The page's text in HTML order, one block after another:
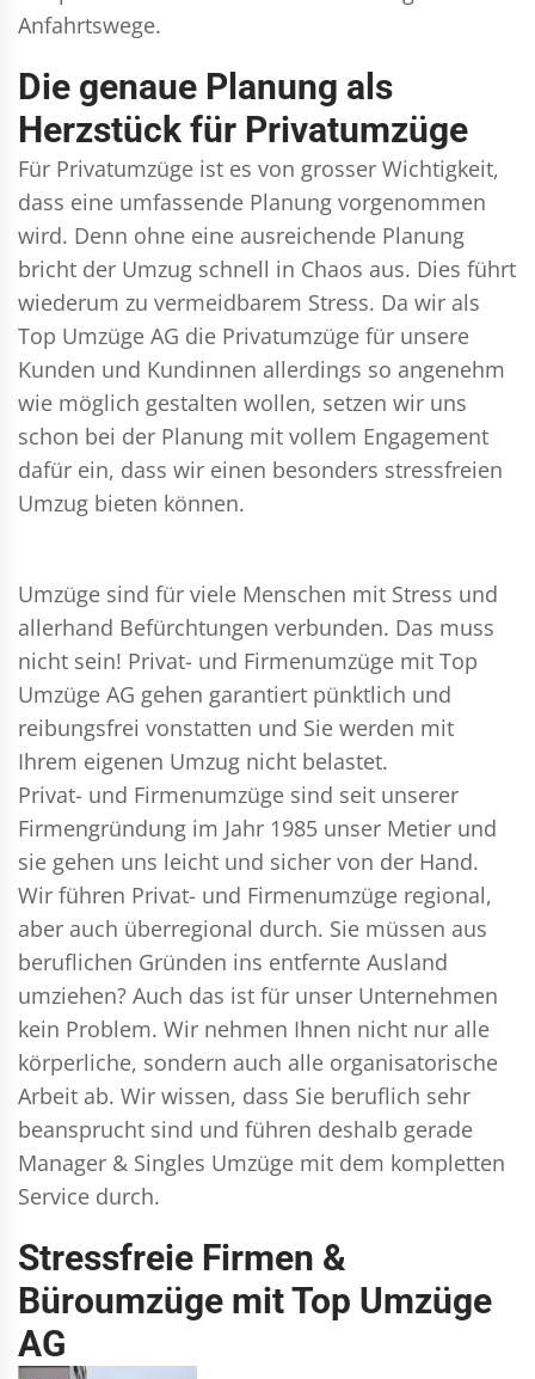
Anfahrtswege.
Die genaue Planung als
Herzstück für Privatumzüge
Für Privatumzüge ist es von grosser Wichtigkeit,
dass eine umfassende Planung vorgenommen
wird. Denn ohne eine ausreichende Planung
bricht der Umzug schnell in Chaos aus. Dies führt
wiederum zu vermeidbarem Stress. Da wir als
Top Umzüge AG die Privatumzüge für unsere
Kunden und Kundinnen allerdings so angenehm
wie möglich gestalten wollen, setzen wir uns
schon bei der Planung mit vollem Engagement
dafür ein, dass wir einen besonders stressfreien
Umzug bieten können.
Umzüge sind für viele Menschen mit Stress und
allerhand Befürchtungen verbunden. Das muss
nicht sein! Privat- und Firmenumzüge mit Top
Umzüge AG gehen garantiert pünktlich und
reibungsfrei vonstatten und Sie werden mit
Ihrem eigenen Umzug nicht belastet.
Privat- und Firmenumzüge sind seit unserer
Firmengründung im Jahr 1985 unser Metier und
sie gehen uns leicht und sicher von der Hand.
Wir führen Privat- und Firmenumzüge regional,
aber auch überregional durch. Sie müssen aus
beruflichen Gründen ins entfernte Ausland
umziehen? Auch das ist für unser Unternehmen
kein Problem. Wir nehmen Ihnen nicht nur alle
körperliche, sondern auch alle organisatorische
Arbeit ab. Wir wissen, dass Sie beruflich sehr
beansprucht sind und führen deshalb gerade
Manager & Singles Umzüge mit dem kompletten
Service durch.
Stressfreie Firmen &
Büroumzüge mit Top Umzüge
AG